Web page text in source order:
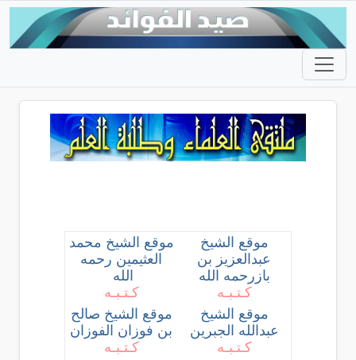
موقع الشيخ
عبدالعزيز بن
بازرحمه الله
كـتـبـه
موقع الشيخ محمد
العثيمين رحمه
الله
كـتـبـه
موقع الشيخ
عبدالله الجبرين
كـتـبـه
موقع الشيخ صالح
بن فوزان الفوزان
كـتـبـه